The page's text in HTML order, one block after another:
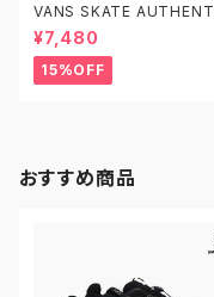
VANS SKATE
N0A5FC8FS8 28.0-
HECKERBOARD
LLOW ヴァンズ スケート オ
センティック スケシュー ス
¥7,480
15%OFF
おすすめ商品